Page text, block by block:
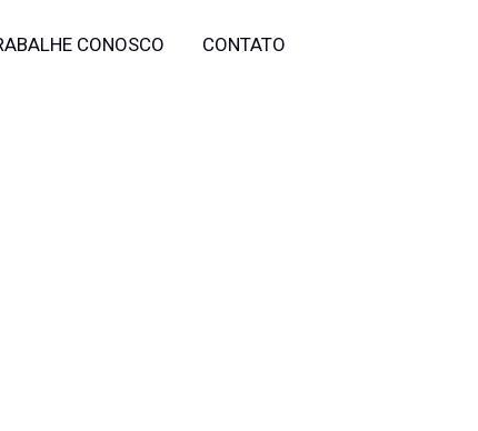
CONOSCO CONTATO